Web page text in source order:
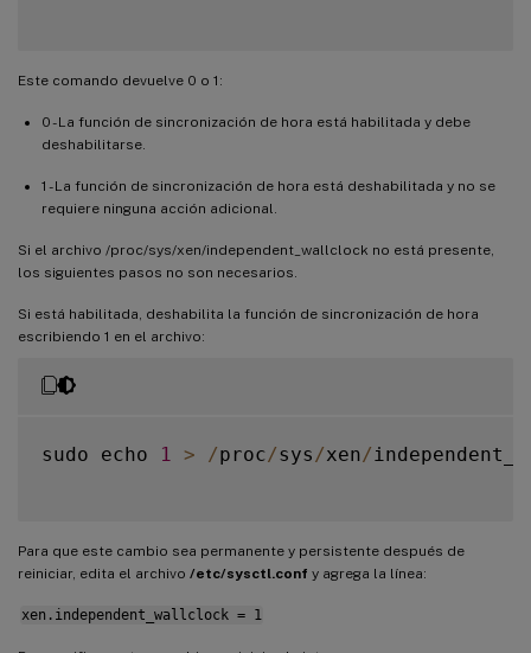
Este comando devuelve 0 o 1:
0 - La función de sincronización de hora está habilitada y debe
deshabilitarse.
1 - La función de sincronización de hora está deshabilitada y no se
requiere ninguna acción adicional.
Si el archivo /proc/sys/xen/independent_wallclock no está presente,
los siguientes pasos no son necesarios.
Si está habilitada, deshabilita la función de sincronización de hora
escribiendo 1 en el archivo:
sudo echo 1 > /proc/sys /xen/
Para que este cambio sea permanente y persistente después de
reiniciar, edita el archivo /etc/sysctl.conf y agrega la línea:
xen.independent_wallclock = 1